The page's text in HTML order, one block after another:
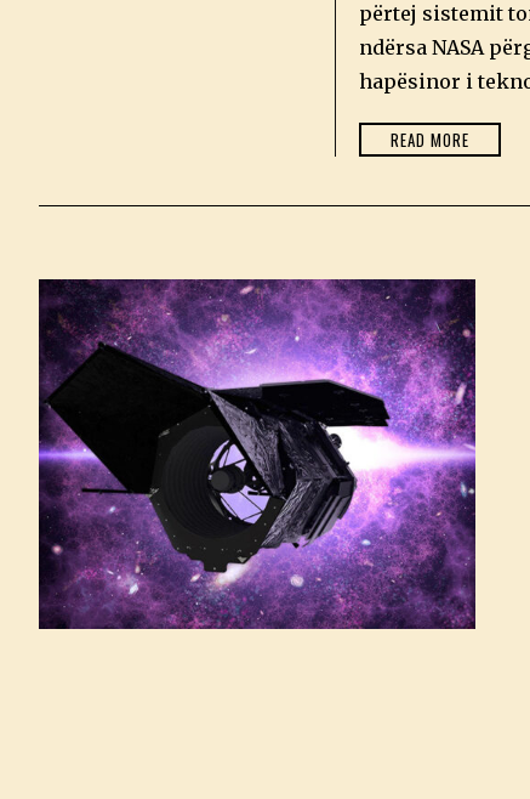
,
2
0
2
përtej sistemit
ndërsa NASA
hapësinor i
READ MORE